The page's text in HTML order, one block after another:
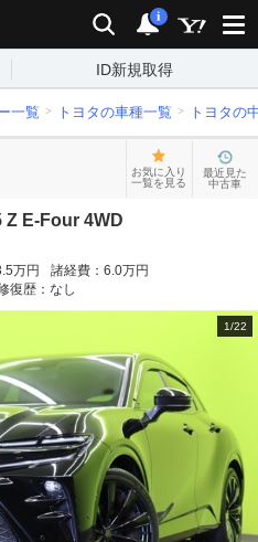
検索 通知
i
ID新規取得
一覧 トヨタの車種一覧 トヨタの
お気に入り
一覧を見る
最近見た
中古車
Z E-Four 4WD
万円 諸経費： 6.0万円
復歴： なし
1/22